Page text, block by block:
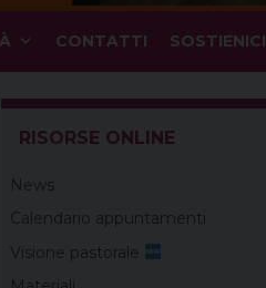
CONTATTI SOSTIENICI
RISORSE ONLINE
News
Calendario appuntamenti
Visione pastorale